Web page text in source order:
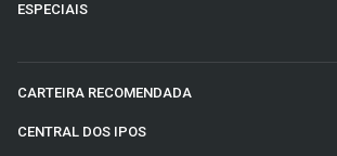
ESPECIAIS
CARTEIRA RECOMENDADA
CENTRAL DOS IPOS